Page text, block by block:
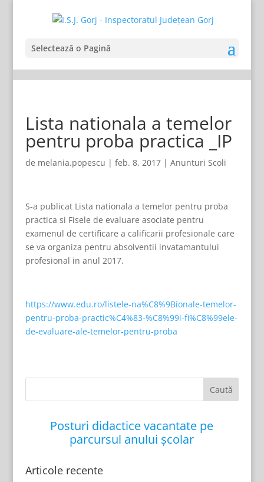
Selectează o Pagină
Lista nationala a temelor
pentru proba practica _IP
de melania.popescu | feb. 8, 2017| Anunturi Scoli
S-a publicat Lista nationala a temelor pentru proba
practica si Fisele de evaluare asociate pentru
examenul de certificare a calificarii profesionale care
se va organiza pentru absolventii invatamantului
profesional in anul 2017.
https://www.edu.ro/listele-na%C8%9Bionale-temelor-
pentru-proba-practic%C4%83-%C8%99i-fi%C8%99ele-
de-evaluare-ale-temelor-pentru-proba
Posturi didactice vacantate pe
parcursul anului școlar
Articole recente